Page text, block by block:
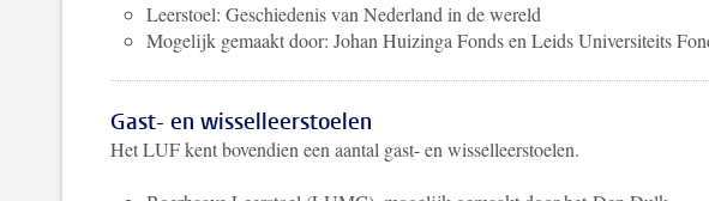
Leerstoel: Geschiedenis van Nederland in de wereld
Mogelijk gemaakt door: Johan Huizinga Fonds en Leids Universiteits
Gast- en wisselleerstoelen
Het LUF kent bovendien een aantal gast- en wisselleerstoelen.